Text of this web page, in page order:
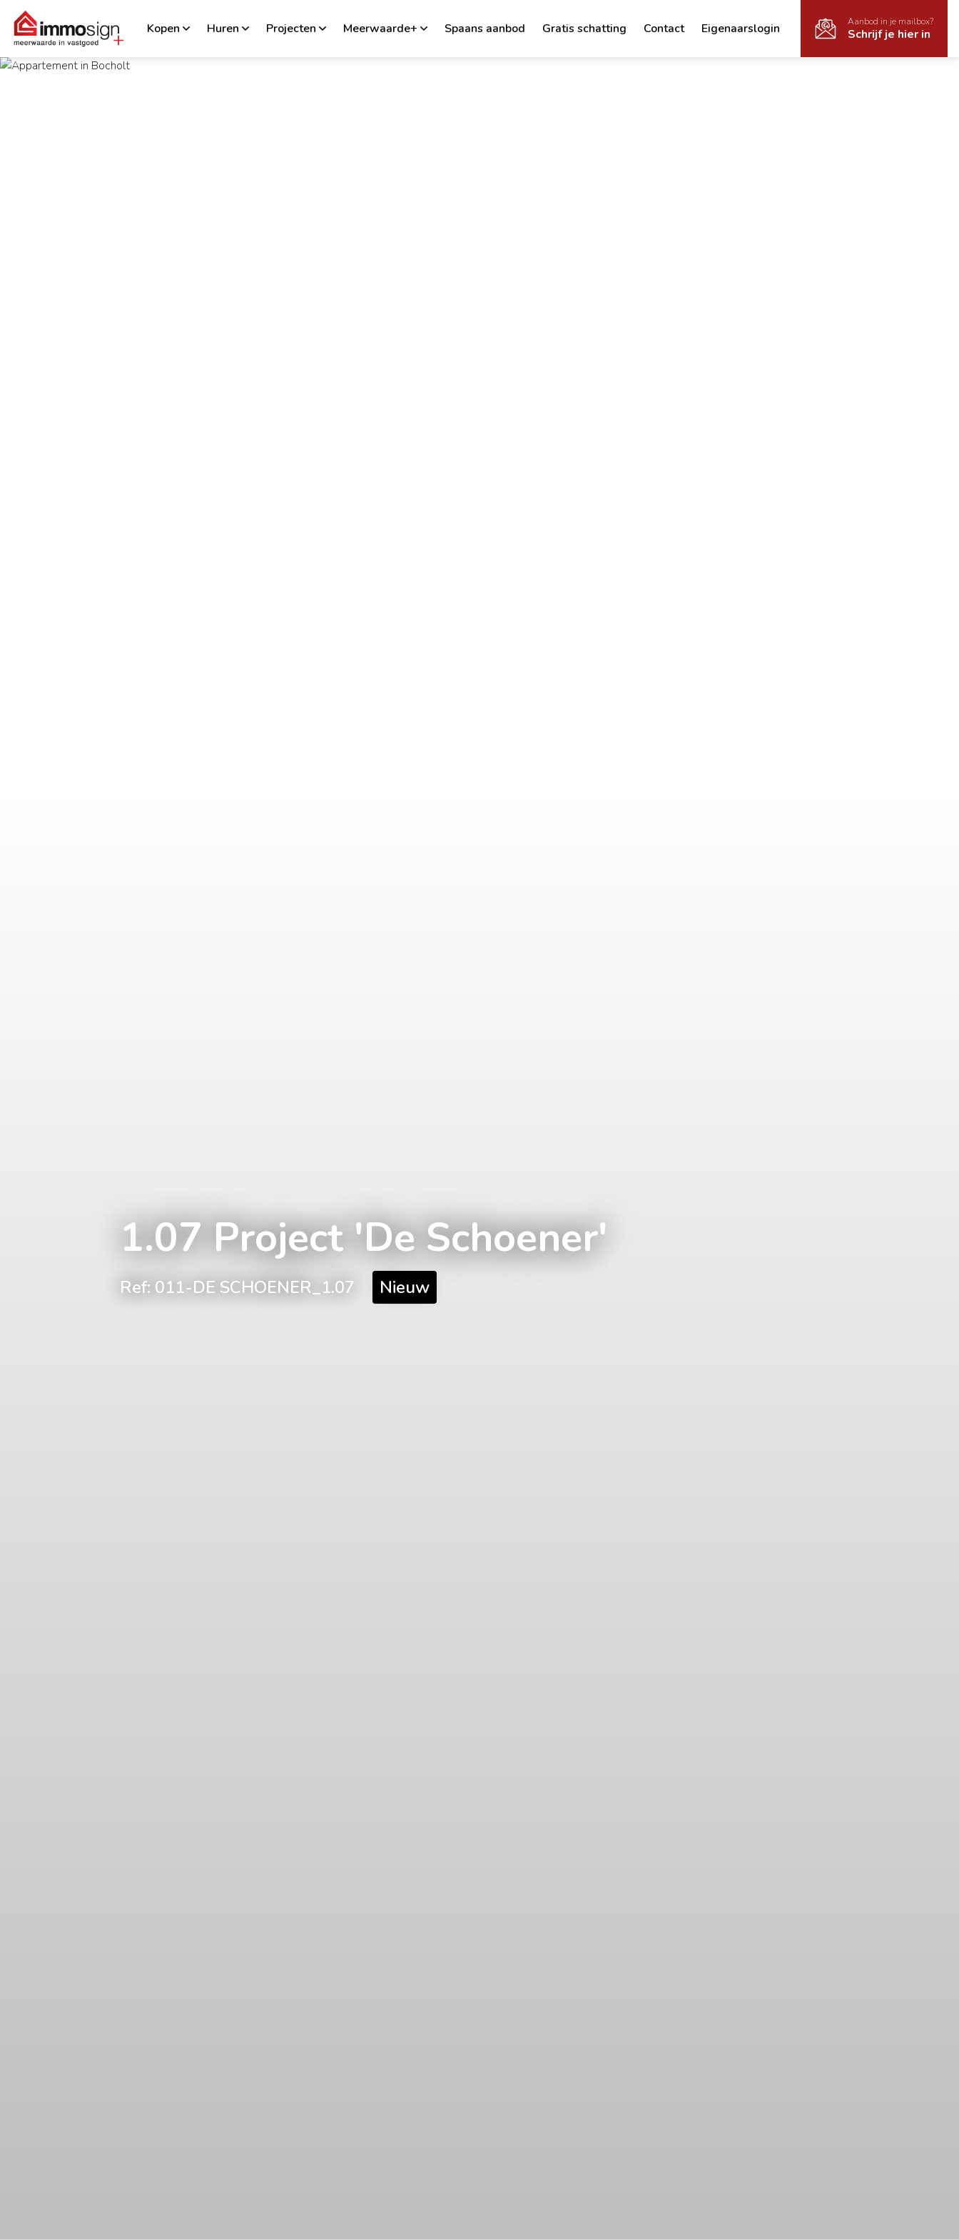
Kopen Huren Projecten Meerwaarde+ Spaans aanbod Gratis schatting Contact Eigenaarslogin Aanbod in je mailbox?
Schrijf je hier in
1.07 Project 'De Schoener'
Ref: 011-DE SCHOENER_1.07 Nieuw